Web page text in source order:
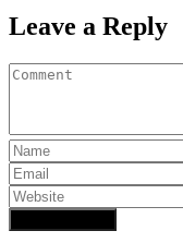
Leave a Reply